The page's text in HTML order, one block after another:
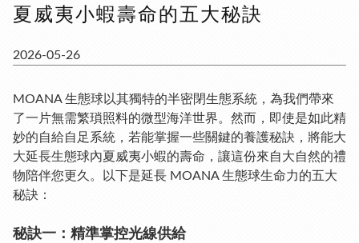
夏威夷小蝦壽命的五大秘訣
2026-05-26
MOANA 生態球以其獨特的半密閉生態系統，為我們帶來
了一片無需繁瑣照料的微型海洋世界。然而，即使是如此精
妙的自給自足系統，若能掌握一些關鍵的養護秘訣，將能大
大延長生態球內夏威夷小蝦的壽命，讓這份來自大自然的禮
物陪伴您更久。以下是延長 MOANA 生態球生命力的五大
秘訣：
秘訣一：精準掌控光線供給